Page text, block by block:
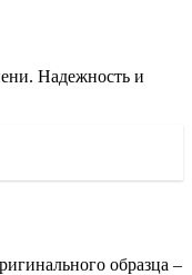
Надежность и
образца –